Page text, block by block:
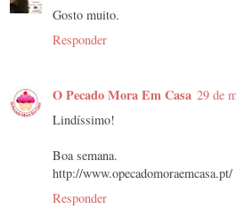
Gosto muito.
Responder
O Pecado Mora Em Casa 29 de
Lindíssimo!
Boa semana.
http://www.opecadomoraemcasa.pt/
Responder